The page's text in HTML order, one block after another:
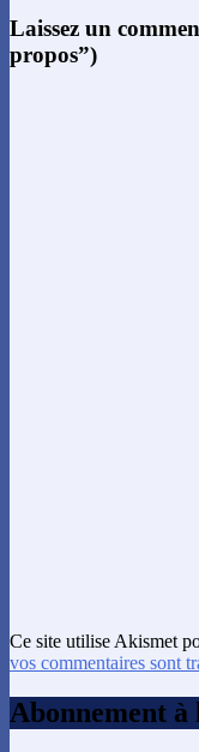
Laissez un
propos”)
Ce site utilise Akismet
vos commentaires sont
Abonnement à